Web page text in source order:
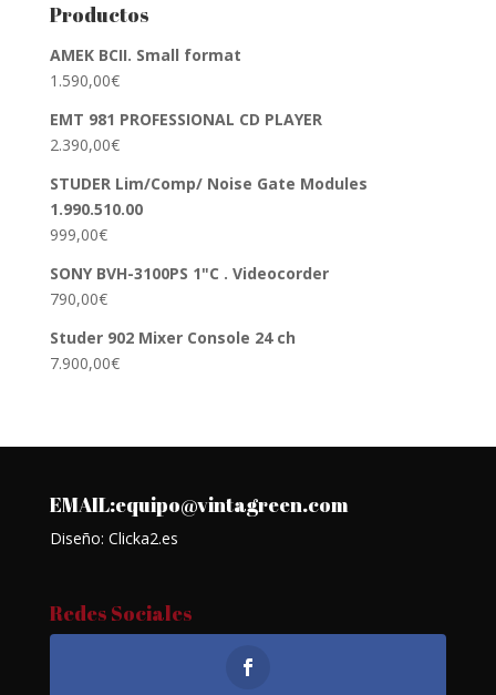
Productos
AMEK BCII. Small format
1.590,00€
EMT 981 PROFESSIONAL CD PLAYER
2.390,00€
STUDER Lim/Comp/ Noise Gate Modules
1.990.510.00
999,00€
SONY BVH-3100PS 1"C . Videocorder
790,00€
Studer 902 Mixer Console 24 ch
7.900,00€
EMAIL:equipo@vintagreen.com
Diseño: Clicka2.es
Redes Sociales